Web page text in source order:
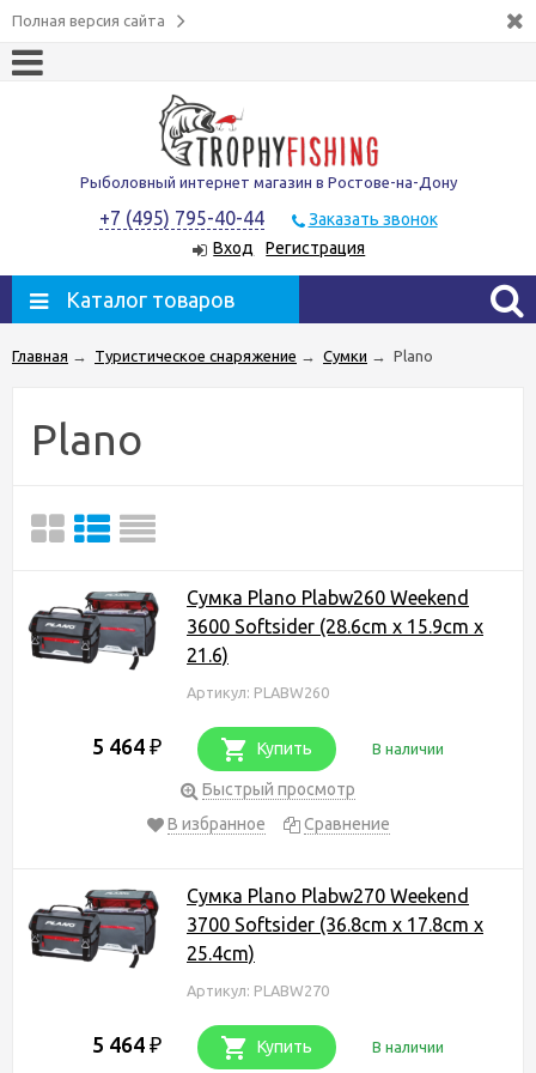
Полная версия сайта
Рыболовный интернет магазин в Ростове-на-Дону
+7 (495) 795-40-44
Заказать звонок
Вход
Регистрация
Каталог товаров
Главная → Туристическое снаряжение → Сумки → Plano
Plano
Сумка Plano Plabw260 Weekend
3600 Softsider (28.6cm x 15.9cm x
21.6)
Артикул: PLABW260
5 464 ₽ Купить В наличии
Быстрый просмотр
В избранное
Сравнение
Сумка Plano Plabw270 Weekend
3700 Softsider (36.8cm x 17.8cm x
25.4cm)
Артикул: PLABW270
5 464 ₽ Купить В наличии